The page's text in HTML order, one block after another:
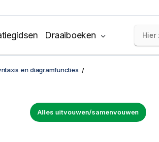
Draaiboeken
en diagramfuncties
Alles uitvouwen/samenvouwen